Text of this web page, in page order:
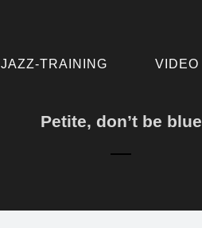
JAZZ-TRAINING VIDEO
Petite, don’t be blue